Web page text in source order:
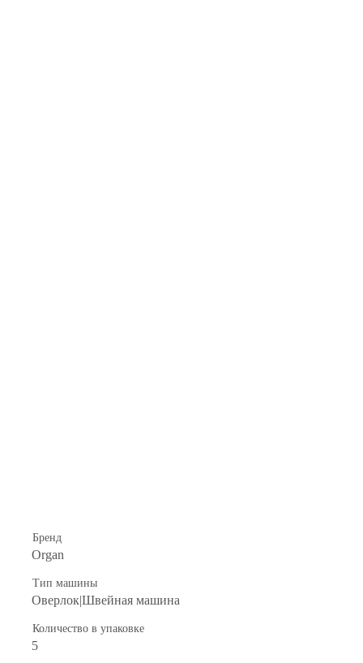
Бренд
Organ
Тип машины
Оверлок|Швейная машина
Количество в упаковке
5